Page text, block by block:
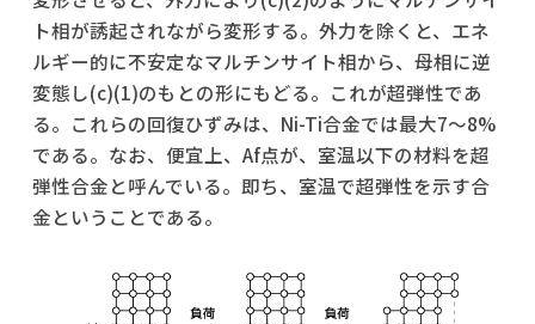
ト相が誘起されながら変形する。外力を除くと、エネ
ルギー的に不安定なマルチンサイト相から、母相に逆
変態し(c)(1)のもとの形にもどる。これが超弾性であ
る。これらの回復ひずみは、Ni-Ti合金では最大7～8%
である。なお、便宜上、Af点が、室温以下の材料を超
弾性合金と呼んでいる。即ち、室温で超弾性を示す合
金ということである。